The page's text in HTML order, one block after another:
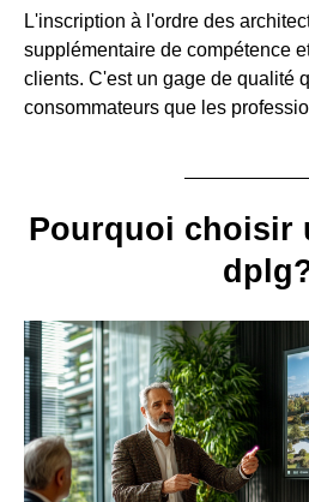
L'inscription à l'ordre des
supplémentaire de compétence
clients. C'est un gage de qualité
consommateurs que les
Pourquoi choisir